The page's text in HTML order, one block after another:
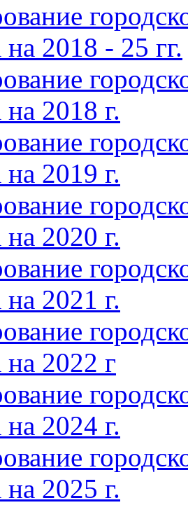
на 2018 - 25 гг.
2018 г.
2019 г.
2020 г.
2021 г.
на 2022 г
2024 г.
2025 г.